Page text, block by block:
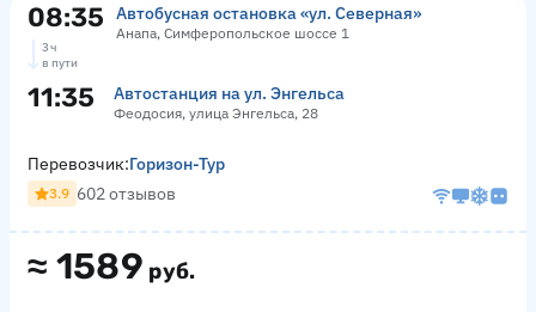
08:35 Автобусная остановка «ул. Северная»
Анапа, Симферопольское шоссе 1
3 ч
в пути
11:35 Автостанция на ул. Энгельса
Феодосия, улица Энгельса, 28
≈ 1589 руб.
Перевозчик:Горизон-Тур
3.9 602 отзывов